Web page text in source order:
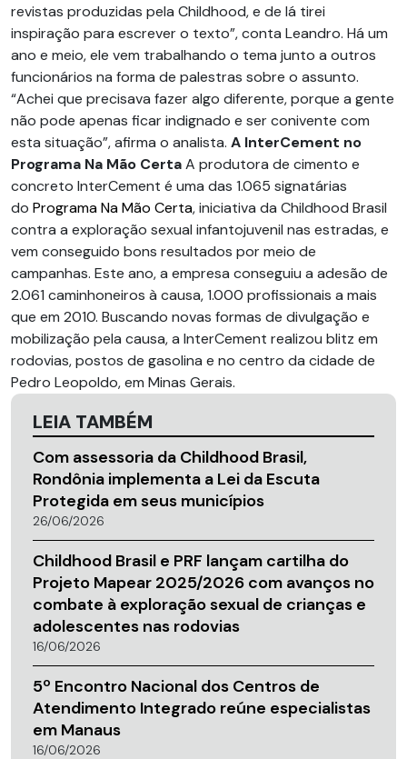
revistas produzidas pela Childhood, e de lá tirei
inspiração para escrever o texto”, conta Leandro. Há um
ano e meio, ele vem trabalhando o tema junto a outros
funcionários na forma de palestras sobre o assunto.
“Achei que precisava fazer algo diferente, porque a gente
não pode apenas ficar indignado e ser conivente com
esta situação”, afirma o analista. A InterCement no
Programa Na Mão CertaA produtora de cimento e
concreto InterCement é uma das 1.065 signatárias
do Programa Na Mão Certa, iniciativa da Childhood Brasil
contra a exploração sexual infantojuvenil nas estradas, e
vem conseguido bons resultados por meio de
campanhas. Este ano, a empresa conseguiu a adesão de
2.061 caminhoneiros à causa, 1.000 profissionais a mais
que em 2010. Buscando novas formas de divulgação e
mobilização pela causa, a InterCement realizou blitz em
rodovias, postos de gasolina e no centro da cidade de
Pedro Leopoldo, em Minas Gerais.
LEIA TAMBÉM
Com assessoria da Childhood Brasil,
Rondônia implementa a Lei da Escuta
Protegida em seus municípios
26/06/2026
Childhood Brasil e PRF lançam cartilha do
Projeto Mapear 2025/2026 com avanços no
combate à exploração sexual de crianças e
adolescentes nas rodovias
16/06/2026
5º Encontro Nacional dos Centros de
Atendimento Integrado reúne especialistas
em Manaus
16/06/2026